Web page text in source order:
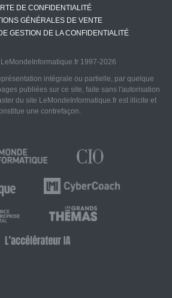
DE CONFIDENTIALITÉ
GÉNÉRALES DE VENTE
GESTION DE LA CONFIDENTIALITÉ
1997-2026
intégrale ou partielle, par quelque
publiées sur ce site, faite sans l'autorisation
du site LeMondeInformatique.fr est illicite et
une contrefaçon.